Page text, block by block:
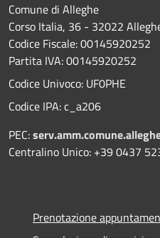
Comune di Alleghe
Corso Italia, 36 - 32022
Codice Fiscale: 00145920252
Partita IVA: 00145920252
Codice Univoco: UF0PHE
Codice IPA: c_a206
PEC:
Centralino Unico: +39 0437
Prenotazione